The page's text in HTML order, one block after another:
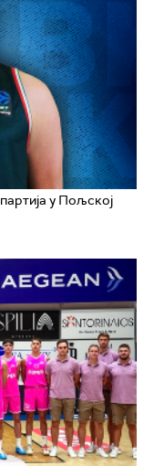
у Пољској